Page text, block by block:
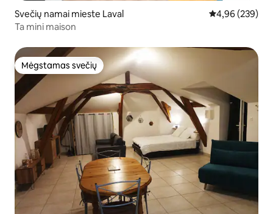
Svečių namai mieste Laval Vidutinis
4,96 (239)
Ta mini maison
Mėgstamas svečių
Mėgstamas svečių